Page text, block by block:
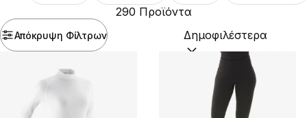
Απόκρυψη Φίλτρων
290 Προϊόντα
Ταξινόμηση κατά: